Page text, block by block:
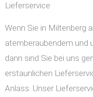
Lieferservice
Wenn Sie in Miltenberg
atemberaubendem und
dann sind Sie bei uns
erstaunlichen
Anlass. Unser